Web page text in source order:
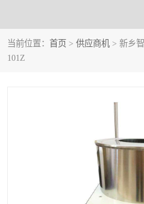
当前位置： 首页 > 供应商机 > 新乡
101Z